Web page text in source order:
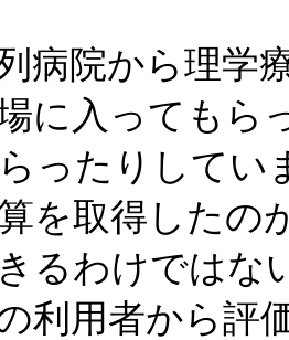
病院から理学
に入ってもら
ったりしてい
を取得したの
るわけではな
利用者から評